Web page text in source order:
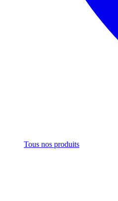
Tous nos produits